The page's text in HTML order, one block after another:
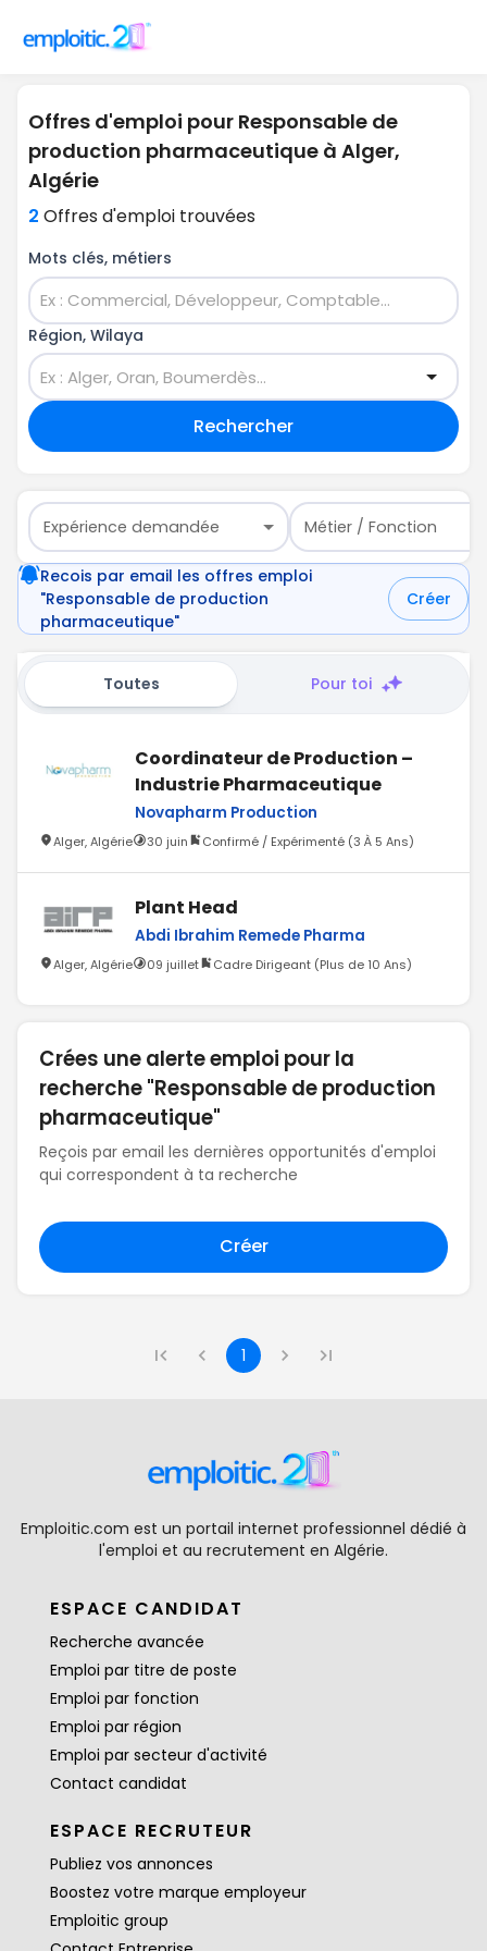
Offres d'emploi pour Responsable de
production pharmaceutique à Alger,
Algérie
2 Offres d'emploi trouvées
Mots clés, métiers
Région, Wilaya
Rechercher
Expérience demandée Métier / Fonction
Recois par email les offres emploi
"Responsable de production
pharmaceutique"
Créer
Toutes Pour toi
Coordinateur de Production –
Industrie Pharmaceutique
Novapharm Production
Alger, Algérie 30 juin Confirmé / Expérimenté (3 À 5 Ans)
Plant Head
Abdi Ibrahim Remede Pharma
Alger, Algérie 09 juillet Cadre Dirigeant (Plus de 10 Ans)
Crées une alerte emploi pour la
recherche "Responsable de production
pharmaceutique"
Reçois par email les dernières opportunités d'emploi
qui correspondent à ta recherche
Créer
1
Emploitic.com est un portail internet professionnel dédié à
l'emploi et au recrutement en Algérie.
ESPACE CANDIDAT
Recherche avancée
Emploi par titre de poste
Emploi par fonction
Emploi par région
Emploi par secteur d'activité
Contact candidat
ESPACE RECRUTEUR
Publiez vos annonces
Boostez votre marque employeur
Emploitic group